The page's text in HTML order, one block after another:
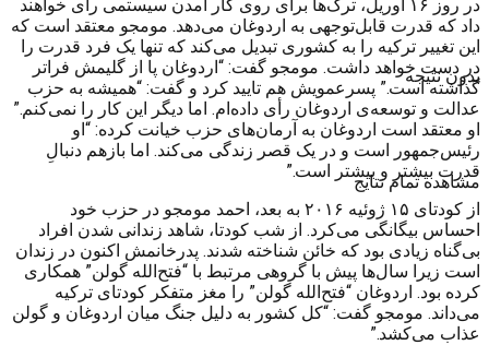
بدون نتیجه
مشاهده تمام نتایج
در روز ۱۶ آوریل، ترک‌ها برای روی کار آمدن سیستمی رأی خواهند
داد که قدرت قابل‌توجهی به اردوغان می‌دهد. مومجو معتقد است که
این تغییر ترکیه را به کشوری تبدیل می‌کند که تنها یک فرد قدرت را
در دست خواهد داشت. مومجو گفت: “اردوغان پا از گلیمش فراتر
گذاشته است.” پسرعمویش هم تایید کرد و گفت: “همیشه به حزب
عدالت و توسعه‌ی اردوغان رأی داده‌ام. اما دیگر این کار را نمی‌کنم.”
او معتقد است اردوغان به آرمان‌های حزب خیانت کرده: “او
رئیس‌جمهور است و در یک قصر زندگی می‌کند. اما بازهم دنبالِ
قدرت بیشتر و بیشتر است.”
از کودتای ۱۵ ژوئیه ۲۰۱۶ به بعد، احمد مومجو در حزب خود
احساس بیگانگی می‌کرد. از شب کودتا، شاهد زندانی شدن افراد
بی‌گناه زیادی بود که خائن شناخته شدند. پدرخانمش اکنون در زندان
است زیرا سال‌ها پیش با گروهی مرتبط با “فتح‌الله گولن” همکاری
کرده بود. اردوغان “فتح‌الله گولن” را مغز متفکر کودتای ترکیه
می‌داند. مومجو گفت: “کل کشور به دلیل جنگ میان اردوغان و گولن
عذاب می‌کشد.”